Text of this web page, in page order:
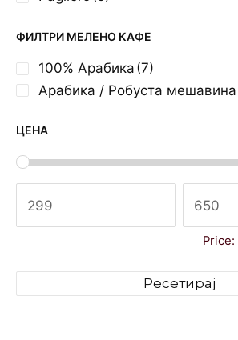
ФИЛТРИ МЕЛЕНО КАФЕ
100% Арабика (7)
Арабика / Робуста мешавина
ЦЕНА
Price:
Ресетирај